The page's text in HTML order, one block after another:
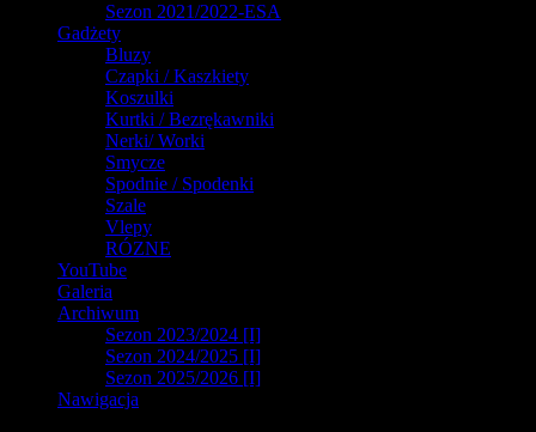
Sezon 2021/2022-ESA
Gadżety
Bluzy
Czapki / Kaszkiety
Koszulki
Kurtki / Bezrękawniki
Nerki/ Worki
Smycze
Spodnie / Spodenki
Szale
Vlepy
RÓZNE
YouTube
Galeria
Archiwum
Sezon 2023/2024 [I]
Sezon 2024/2025 [I]
Sezon 2025/2026 [I]
Nawigacja